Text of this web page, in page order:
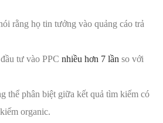
rằng họ tin tưởng vào quảng cáo trả
tư vào PPC nhiều hơn 7 lần so với
thể phân biệt giữa kết quả tìm kiếm có
organic.